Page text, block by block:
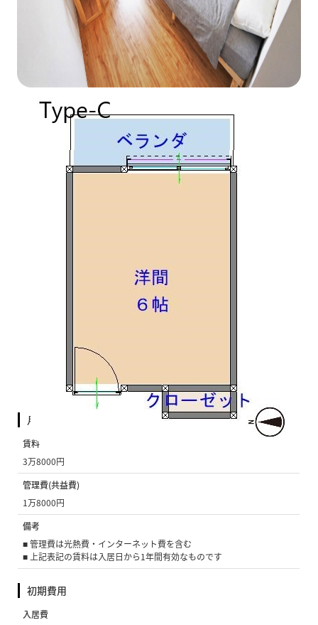
月額費用
賃料
3万8000円
管理費(共益費)
1万8000円
備考
■ 管理費は光熱費・インターネット費を含む
■ 上記表記の賃料は入居日から1年間有効なものです
初期費用
入居費